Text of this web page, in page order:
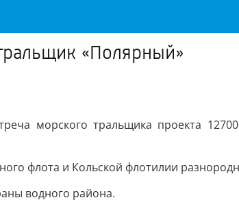
«Полярный»
морского тральщика проекта
флота и Кольской флотилии
водного района.